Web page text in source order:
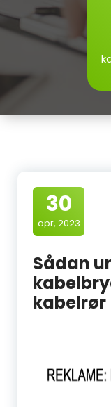
30
apr, 2023
Sådan
kabelrør